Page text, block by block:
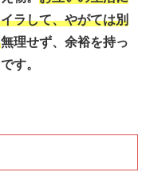
ラして、やがては別
無理せず、余裕を持っ
す。